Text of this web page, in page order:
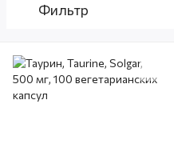
Фильтр